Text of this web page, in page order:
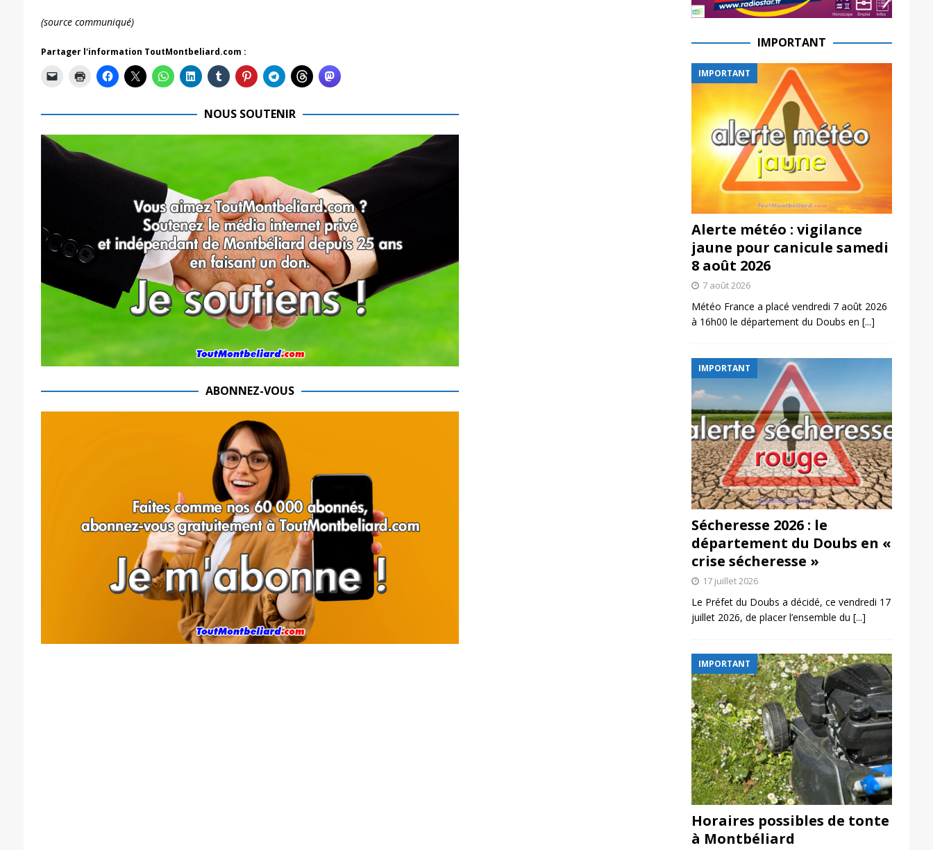
(source communiqué)
Partager l'information ToutMontbeliard.com :
NOUS SOUTENIR
ABONNEZ-VOUS
IMPORTANT
IMPORTANT
Alerte météo : vigilance
jaune pour canicule samedi
8 août 2026
7 août 2026
Météo France a placé vendredi 7 août 2026
à 16h00 le département du Doubs en [...]
IMPORTANT
Sécheresse 2026 : le
département du Doubs en «
crise sécheresse »
17 juillet 2026
Le Préfet du Doubs a décidé, ce vendredi 17
juillet 2026, de placer l’ensemble du [...]
IMPORTANT
Horaires possibles de tonte
à Montbéliard